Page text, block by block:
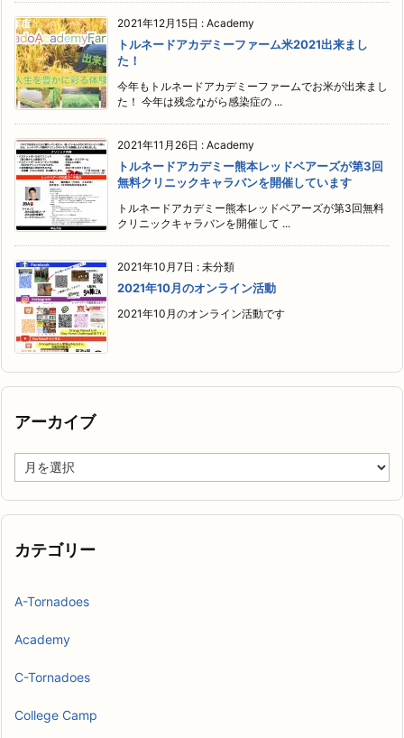
2021年12月15日 : Academy
トルネードアカデミーファーム米2021出来まし
た！
今年もトルネードアカデミーファームでお米が出来まし
た！ 今年は残念ながら感染症の ...
2021年11月26日 : Academy
トルネードアカデミー熊本レッドベアーズが第3回
無料クリニックキャラバンを開催しています
トルネードアカデミー熊本レッドベアーズが第3回無料
クリニックキャラバンを開催して ...
2021年10月7日 : 未分類
2021年10月のオンライン活動
2021年10月のオンライン活動です
アーカイブ
ー
イ
カテゴリー
A-Tornadoes
Academy
C-Tornadoes
College Camp